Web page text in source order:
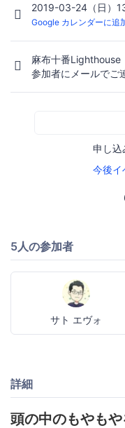
2019-03-24（日）
Google カレンダーに追
麻布十番Lighthouse
参加者にメールでご
申し込
今後イ
5人の参加者
サト エヴォ
詳細
頭の中のもやもや